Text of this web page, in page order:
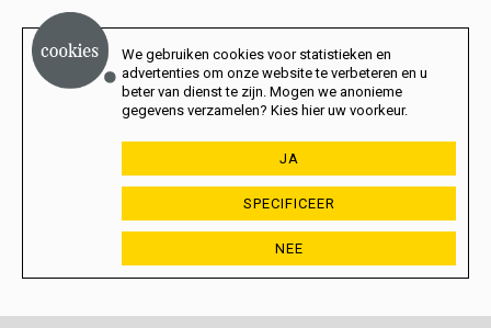
We gebruiken cookies voor statistieken en
advertenties om onze website te verbeteren en u
beter van dienst te zijn. Mogen we anonieme
gegevens verzamelen? Kies hier uw voorkeur.
JA
SPECIFICEER
NEE